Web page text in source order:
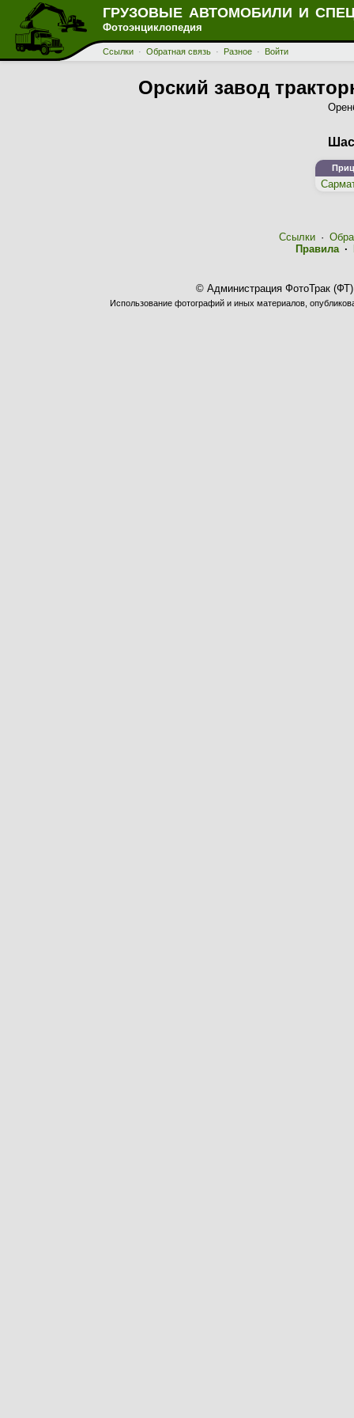
ГРУЗОВЫЕ АВТОМОБИЛИ И
Фотоэнциклопедия
Ссылки · Обратная связь · Разное · Войти
Орский завод
Ссылки·
Правила·
© Администрация ФотоТрак
Использование фотографий и иных материалов,